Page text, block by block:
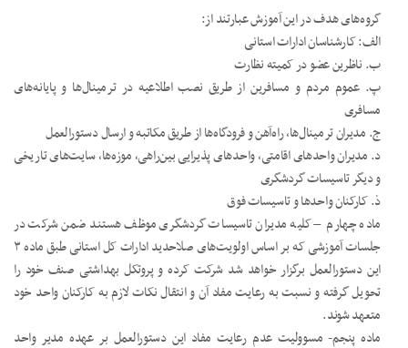
گروه‌های هدف در این آموزش عبارتند از:
الف: کارشناسان ادارات استانی
ب. ناظرین عضو در کمیته نظارت
پ. عموم مردم و مسافرین از طریق نصب اطلاعیه در ترمینال‌ها و پایانه‌های
مسافری
ج. مدیران ترمینال‌ها، راه‌آهن و فرودگاه‌ها از طریق مکاتبه و ارسال دستورالعمل
د. مدیران واحدهای اقامتی، واحدهای پذیرایی بین‌راهی، موزه‌ها، سایت‌های تاریخی
و دیگر تاسیسات گردشگری
ذ. کارکنان واحدها و تاسیسات فوق
ماده چهارم – کلیه مدیران تاسیسات گردشگری موظف هستند ضمن شرکت در
جلسات آموزشی که بر اساس اولویت‌های صلاحدید ادارات کل استانی طبق ماده ۳
این دستورالعمل برگزار خواهد شد شرکت کرده و پروتکل بهداشتی صنف خود را
تحویل گرفته و نسبت به رعایت مفاد آن و انتقال نکات لازم به کارکنان واحد خود
متعهد شوند.
ماده پنجم- مسوولیت عدم رعایت مفاد این دستورالعمل بر عهده مدیر واحد